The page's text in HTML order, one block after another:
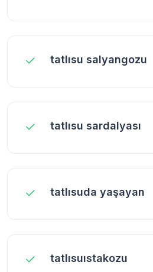
tatlısu salyangozu
tatlısu sardalyası
tatlısuda yaşayan
tatlısuıstakozu